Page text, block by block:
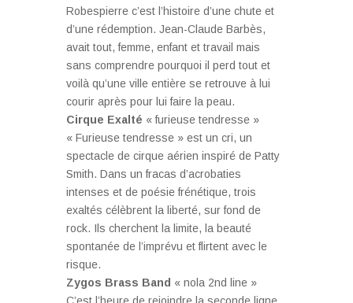
Robespierre c’est l’histoire d’une chute et
d’une rédemption. Jean-Claude Barbès,
avait tout, femme, enfant et travail mais
sans comprendre pourquoi il perd tout et
voilà qu’une ville entière se retrouve à lui
courir après pour lui faire la peau.
Cirque Exalté « furieuse tendresse »
« Furieuse tendresse » est un cri, un
spectacle de cirque aérien inspiré de Patty
Smith. Dans un fracas d’acrobaties
intenses et de poésie frénétique, trois
exaltés célèbrent la liberté, sur fond de
rock. Ils cherchent la limite, la beauté
spontanée de l’imprévu et flirtent avec le
risque.
Zygos Brass Band « nola 2nd line »
C’est l’heure de rejoindre la seconde ligne